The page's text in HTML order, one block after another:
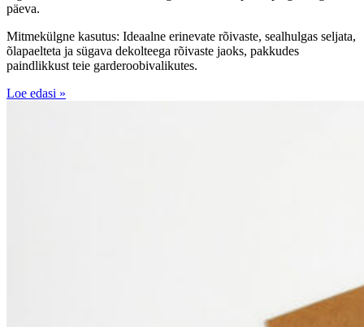
päeva.
Mitmekülgne kasutus: Ideaalne erinevate rõivaste, sealhulgas seljata,
õlapaelteta ja sügava dekolteega rõivaste jaoks, pakkudes
paindlikkust teie garderoobivalikutes.
Loe edasi »